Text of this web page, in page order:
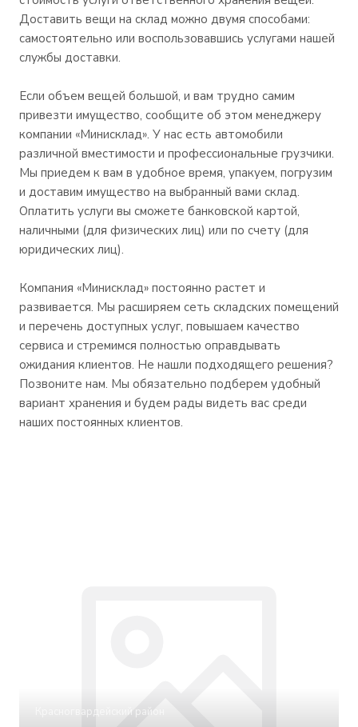
Доставить вещи на склад можно двумя способами:
самостоятельно или воспользовавшись услугами нашей
службы доставки.
Если объем вещей большой, и вам трудно самим
привезти имущество, сообщите об этом менеджеру
компании «Минисклад». У нас есть автомобили
различной вместимости и профессиональные грузчики.
Мы приедем к вам в удобное время, упакуем, погрузим
и доставим имущество на выбранный вами склад.
Оплатить услуги вы сможете банковской картой,
наличными (для физических лиц) или по счету (для
юридических лиц).
Компания «Минисклад» постоянно растет и
развивается. Мы расширяем сеть складских помещений
и перечень доступных услуг, повышаем качество
сервиса и стремимся полностью оправдывать
ожидания клиентов. Не нашли подходящего решения?
Позвоните нам. Мы обязательно подберем удобный
вариант хранения и будем рады видеть вас среди
наших постоянных клиентов.
Красногвардейский район